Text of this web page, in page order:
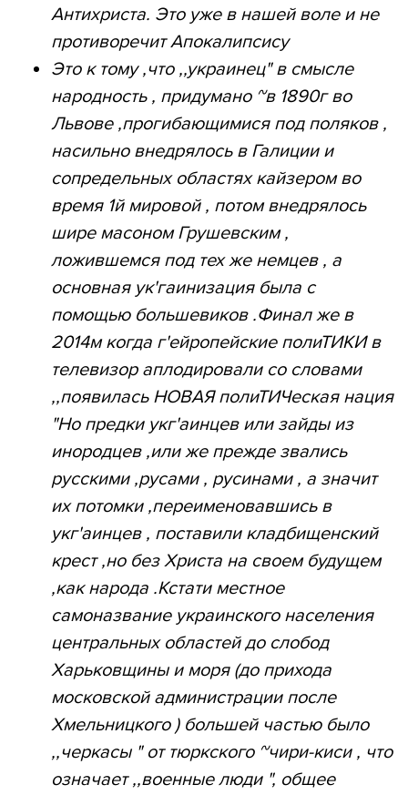
Антихриста. Это уже в нашей воле и не
противоречит Апокалипсису
Это к тому ,что ,,украинец" в смысле
народность , придумано ~в 1890г во
Львове ,прогибающимися под поляков ,
насильно внедрялось в Галиции и
сопредельных областях кайзером во
время 1й мировой , потом внедрялось
шире масоном Грушевским ,
ложившемся под тех же немцев , а
основная ук'гаинизация была с
помощью большевиков .Финал же в
2014м когда г'ейропейские полиТИКИ в
телевизор аплодировали со словами
,,появилась НОВАЯ полиТИЧеская нация
"Но предки укг'аинцев или зайды из
инородцев ,или же прежде звались
русскими ,русами , русинами , а значит
их потомки ,переименовавшись в
укг'аинцев , поставили кладбищенский
крест ,но без Христа на своем будущем
,как народа .Кстати местное
самоназвание украинского населения
центральных областей до слобод
Харьковщины и моря (до прихода
московской администрации после
Хмельницкого ) большей частью было
,,черкасы " от тюркского ~чири-киси , что
означает ,,военные люди ", общее